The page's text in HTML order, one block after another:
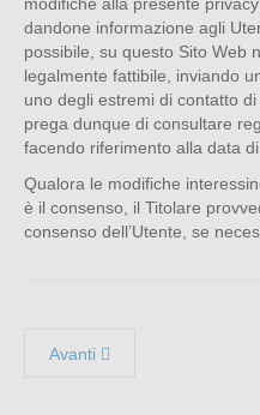
dandone informazione agli
possibile, su questo Sito Web
legalmente fattibile, inviando
uno degli estremi di contatto
prega dunque di consultare
facendo riferimento alla data
Qualora le modifiche
è il consenso, il Titolare
consenso dell’Utente, se
Avanti